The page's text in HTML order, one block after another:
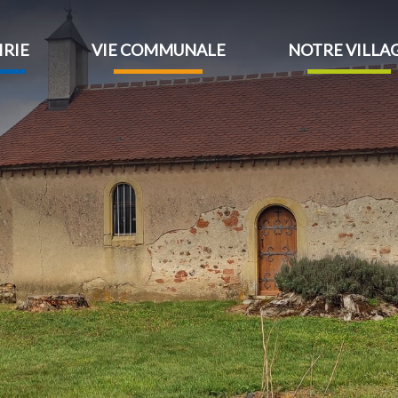
VIE COMMUNALE NOTRE